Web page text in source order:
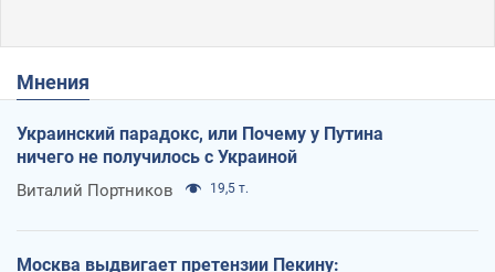
Мнения
Украинский парадокс, или Почему у Путина
ничего не получилось с Украиной
Виталий Портников 19,5 т.
Москва выдвигает претензии Пекину: